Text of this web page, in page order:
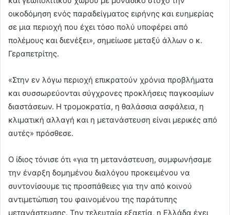
οικοδόμηση ενός παραδείγματος ειρήνης και ευημερίας
σε μια περιοχή που έχει τόσο πολύ υποφέρει από
πολέμους και διενέξει», σημείωσε μεταξύ άλλων ο κ.
Γεραπετρίτης.
«Στην εν λόγω περιοχή επικρατούν χρόνια προβλήματα
και συσσωρεύονται σύγχρονες προκλήσεις παγκοσμίων
διαστάσεων. Η τρομοκρατία, η θαλάσσια ασφάλεια, η
κλιματική αλλαγή και η μετανάστευση είναι μερικές από
αυτές» πρόσθεσε.
Ο ίδιος τόνισε ότι «για τη μετανάστευση, συμφωνήσαμε
την έναρξη δομημένου διαλόγου προκειμένου να
συντονίσουμε τις προσπάθειες για την από κοινού
αντιμετώπιση του φαινομένου της παράτυπης
μετανάστευσης. Την τελευταία εξαετία, η Ελλάδα έχει